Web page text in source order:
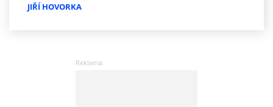
JIŘÍ HOVORKA